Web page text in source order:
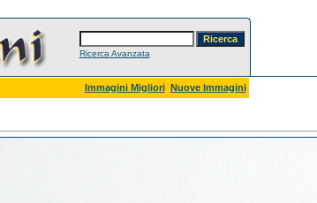
Ricerca Avanzata
Immagini Migliori Nuove Immagini